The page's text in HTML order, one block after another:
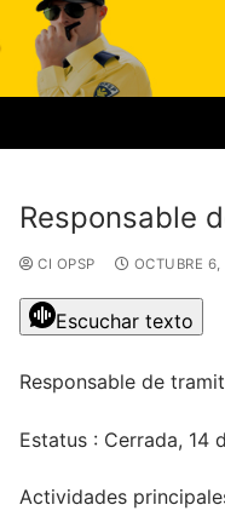
Responsable
CI OPSP OCTUBRE
Escuchar texto
Responsable de
Estatus : Cerrada, 14
Actividades